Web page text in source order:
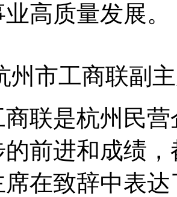
高质量发展。
市工商联副
联是杭州民
前进和成绩
在致辞中表